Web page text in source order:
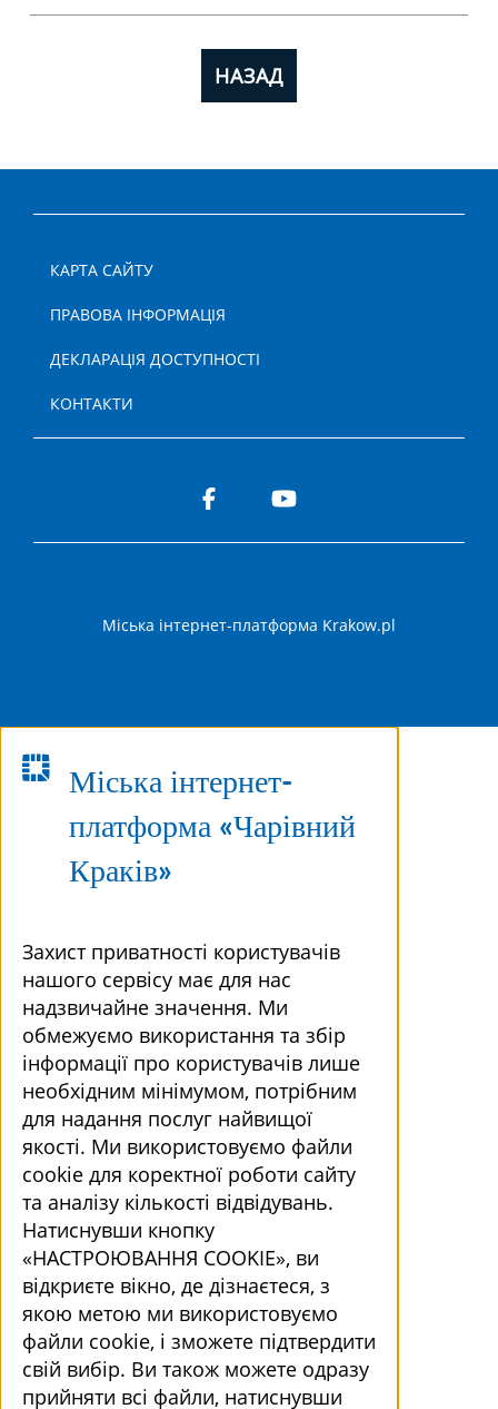
НАЗАД
КАРТА САЙТУ
ПРАВОВА ІНФОРМАЦІЯ
ДЕКЛАРАЦІЯ ДОСТУПНОСТІ
КОНТАКТИ
Міська інтернет-платформа Krakow.pl
Міська інтернет-
платформа «Чарівний
Краків»
Захист приватності користувачів
нашого сервісу має для нас
надзвичайне значення. Ми
обмежуємо використання та збір
інформації про користувачів лише
необхідним мінімумом, потрібним
для надання послуг найвищої
якості. Ми використовуємо файли
cookie для коректної роботи сайту
та аналізу кількості відвідувань.
Натиснувши кнопку
«НАСТРОЮВАННЯ COOKIE», ви
відкриєте вікно, де дізнаєтеся, з
якою метою ми використовуємо
файли cookie, і зможете підтвердити
свій вибір. Ви також можете одразу
прийняти всі файли, натиснувши